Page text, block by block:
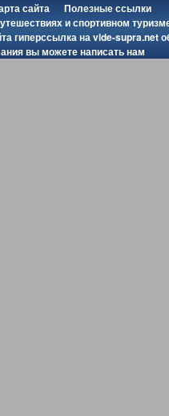
сайта
Полезные ссылки
и спортивном
гиперссылка наvide-supra.net
вы можетенаписать нам